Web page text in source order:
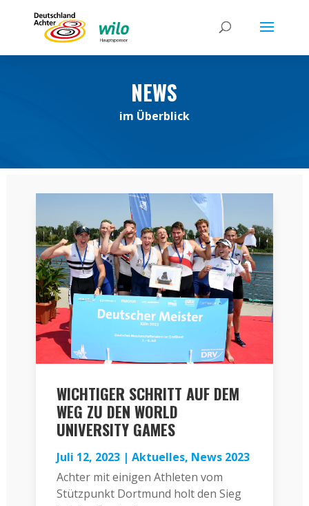
NEWS
im Überblick
WICHTIGER SCHRITT AUF DEM
WEG ZU DEN WORLD
UNIVERSITY GAMES
Juli 12, 2023| Aktuelles, News 2023
Achter mit einigen Athleten vom
Stützpunkt Dortmund holt den Sieg